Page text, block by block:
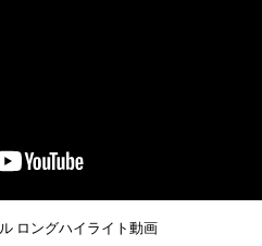
ロングハイライト動画